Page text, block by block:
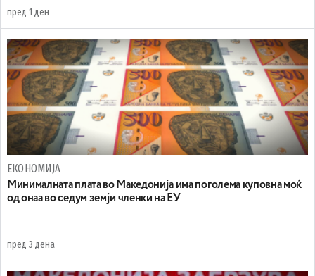
пред 1 ден
ЕКОНОМИЈА
Минималната плата во Македонија има поголема куповна моќ
од онаа во седум земји членки на ЕУ
пред 3 дена